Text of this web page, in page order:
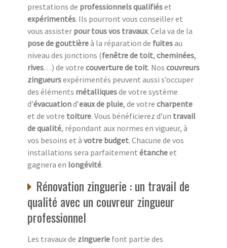
prestations de professionnels qualifiéset
expérimentés. Ils pourront vous conseiller et
vous assister pour tous vos travaux. Cela va de la
pose de gouttièreà la réparation de fuitesau
niveau des jonctions (fenêtre de toit, cheminées,
rives…) de votre couverture de toit. Nos couvreurs
zingueursexpérimentés peuvent aussi s’occuper
des éléments métalliquesde votre système
d’évacuationd’eaux de pluie, de votre charpente
et de votre toiture. Vous bénéficierez d’un travail
de qualité, répondant aux normes en vigueur, à
vos besoins et à votre budget. Chacune de vos
installations sera parfaitement étancheet
gagnera en longévité.
Rénovation zinguerie : un travail de
qualité avec un couvreur zingueur
professionnel
Les travaux de zinguerie font partie des